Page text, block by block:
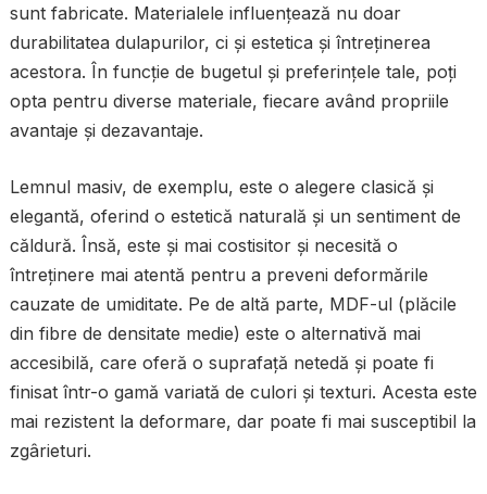
sunt fabricate. Materialele influențează nu doar
durabilitatea dulapurilor, ci și estetica și întreținerea
acestora. În funcție de bugetul și preferințele tale, poți
opta pentru diverse materiale, fiecare având propriile
avantaje și dezavantaje.
Lemnul masiv, de exemplu, este o alegere clasică și
elegantă, oferind o estetică naturală și un sentiment de
căldură. Însă, este și mai costisitor și necesită o
întreținere mai atentă pentru a preveni deformările
cauzate de umiditate. Pe de altă parte, MDF-ul (plăcile
din fibre de densitate medie) este o alternativă mai
accesibilă, care oferă o suprafață netedă și poate fi
finisat într-o gamă variată de culori și texturi. Acesta este
mai rezistent la deformare, dar poate fi mai susceptibil la
zgârieturi.